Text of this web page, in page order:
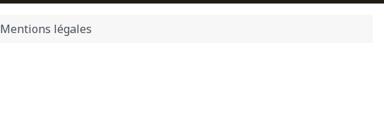
Mentions légales